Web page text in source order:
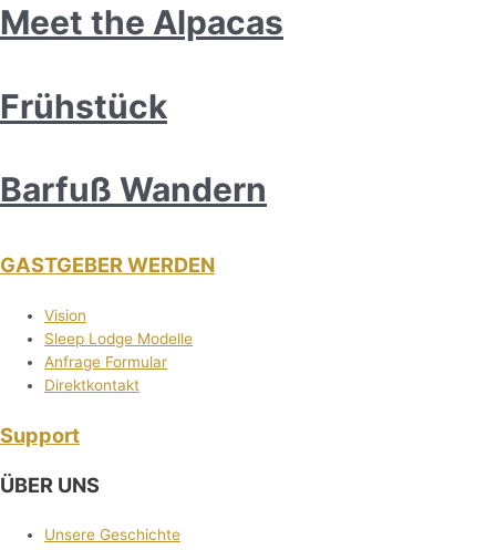
Meet the Alpacas
Frühstück
Barfuß Wandern
GASTGEBER WERDEN
Vision
Sleep Lodge Modelle
Anfrage Formular
Direktkontakt
Support
ÜBER UNS
Unsere Geschichte